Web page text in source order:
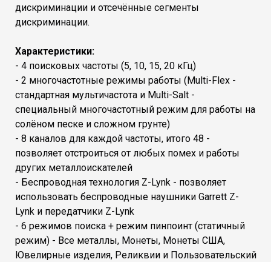
дискриминации и отсечённые сегменты
дискриминации.
Характеристики:
- 4 поисковых частоты (5, 10, 15, 20 кГц)
- 2 многочастотные режимы работы (Multi-Flex -
стандартная мультичастота и Multi-Salt -
специальный многочастотный режим для работы на
солёном песке и сложном грунте)
- 8 каналов для каждой частоты, итого 48 -
позволяет отстроиться от любых помех и работы
других металлоискателей
- Беспроводная технология Z-Lynk - позволяет
использовать беспроводные наушники Garrett Z-
Lynk и передатчики Z-Lynk
- 6 режимов поиска + режим пинпоинт (статичный
режим) - Все металлы, Монеты, Монеты США,
Ювелирные изделия, Реликвии и Пользовательский